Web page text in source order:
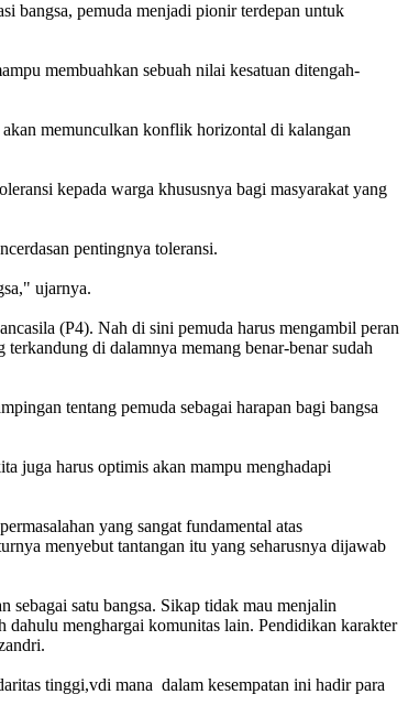
bangsa, pemuda menjadi pionir terdepan untuk
membuahkan sebuah nilai kesatuan ditengah-
memunculkan konflik horizontal di kalangan
kepada warga khususnya bagi masyarakat yang
pentingnya toleransi.
ujarnya.
(P4). Nah di sini pemuda harus mengambil peran
di dalamnya memang benar-benar sudah
tentang pemuda sebagai harapan bagi bangsa
juga harus optimis akan mampu menghadapi
yang sangat fundamental atas
menyebut tantangan itu yang seharusnya dijawab
sebagai satu bangsa. Sikap tidak mau menjalin
menghargai komunitas lain. Pendidikan karakter
tinggi,vdi mana dalam kesempatan ini hadir para